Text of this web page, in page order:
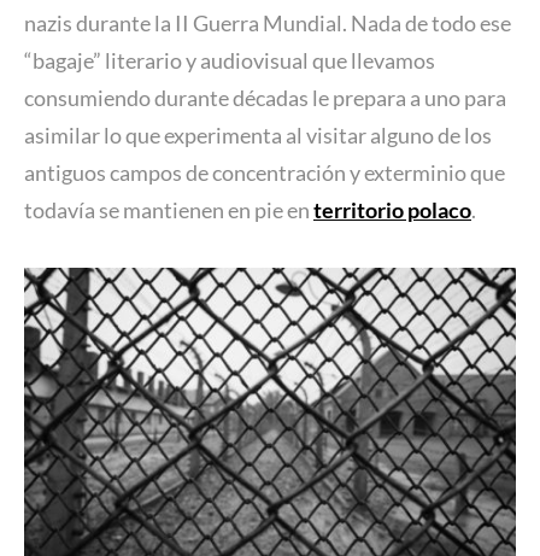
nazis durante la II Guerra Mundial. Nada de todo ese
“bagaje” literario y audiovisual que llevamos
consumiendo durante décadas le prepara a uno para
asimilar lo que experimenta al visitar alguno de los
antiguos campos de concentración y exterminio que
todavía se mantienen en pie enterritorio polaco.